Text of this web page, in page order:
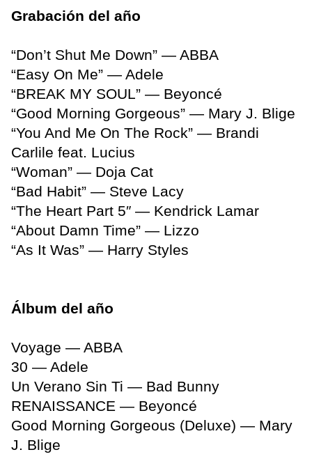
Grabación del año
“Don’t Shut Me Down” — ABBA
“Easy On Me” — Adele
“BREAK MY SOUL” — Beyoncé
“Good Morning Gorgeous” — Mary J. Blige
“You And Me On The Rock” — Brandi
Carlile feat. Lucius
“Woman” — Doja Cat
“Bad Habit” — Steve Lacy
“The Heart Part 5″ — Kendrick Lamar
“About Damn Time” — Lizzo
“As It Was” — Harry Styles
Álbum del año
Voyage — ABBA
30 — Adele
Un Verano Sin Ti — Bad Bunny
RENAISSANCE — Beyoncé
Good Morning Gorgeous (Deluxe) — Mary
J. Blige